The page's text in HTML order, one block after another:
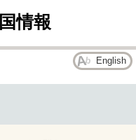
情報
English